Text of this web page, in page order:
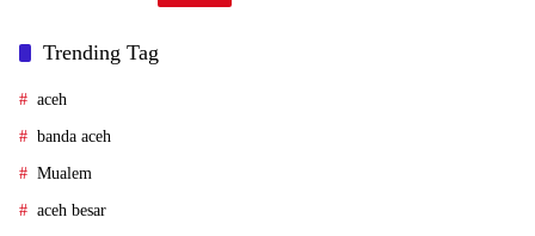
Trending Tag
aceh
banda aceh
Mualem
aceh besar